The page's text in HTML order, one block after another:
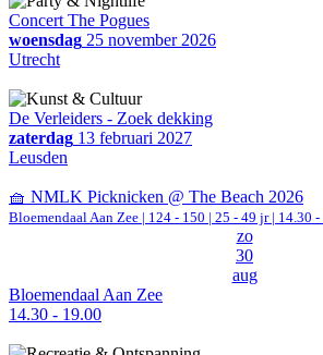
Concert The Pogues
woensdag 25 november 2026
Utrecht
De Verleiders - Zoek dekking
zaterdag 13 februari 2027
Leusden
🧺 NMLK Picknicken @ The Beach 2026
Bloemendaal Aan Zee | 124 - 150 | 25 - 49 jr | 14.30 -
zo
30
aug
Bloemendaal Aan Zee
14.30 - 19.00